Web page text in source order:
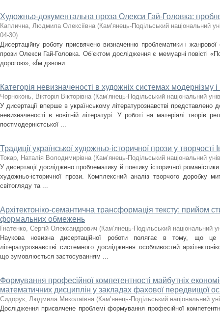
Художньо-документальна проза Олекси Гай-Головка:
Каплична, Людмила Олексіївна (Кам’янець-Подільський національний
04-30)
Дисертаційну роботу присвячено визначенню проблематики і
прози Олекси Гай-Головка. Об’єктом дослідження є мемуарні повісті
дорогою», «Їм дзвони ...
Категорія невизначеності в художніх системах модернізму
Чорноконь, Вікторія Вікторівна (Кам’янець-Подільський національний
У дисертації вперше в українському літературознавстві представлено
невизначеності в новітній літературі. У роботі на матеріалі творів
постмодерністської ...
Традиції української художньо-історичної прози у творчості
Токар, Наталія Володимирівна (Кам’янець-Подільський національний
У дисертації досліджено проблематику й поетику історичної
художньо-історичної прози. Комплексний аналіз творчого доробку
світогляду та ...
Архітектоніко-семантична трансформація тексту: прийом
формальних обмежень
Гнатенко, Сергій Олександрович (Кам’янець-Подільський національний
Наукова новизна дисертаційної роботи полягає в тому, що
літературознавстві системного дослідження особливостей
що зумовлюється застосуванням ...
Формування професійної компетентності майбутніх
математичних дисциплін у закладах фахової передвищої
Сидорук, Людмила Миколаївна (Кам’янець-Подільський національний
Дослідження присвячене проблемі формування професійної